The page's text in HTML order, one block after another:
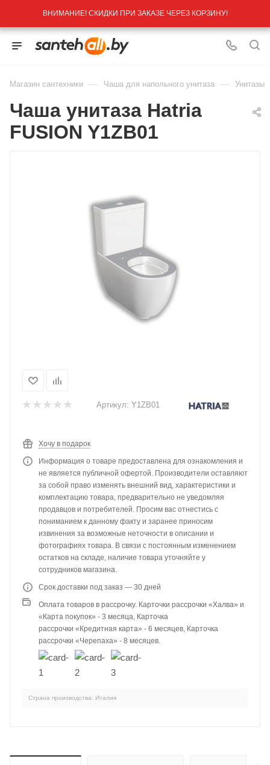
ВНИМАНИЕ! СКИДКИ ПРИ ЗАКАЗЕ ЧЕРЕЗ КОРЗИНУ!
Магазин сантехники — Чаша для напольного унитаза — Унитазы
Чаша унитаза Hatria
FUSION Y1ZB01
Артикул: Y1ZB01
Хочу в подарок
Информация о товаре предоставлена для ознакомления и
не является публичной офертой. Производители оставляют
за собой право изменять внешний вид, характеристики и
комплектацию товара, предварительно не уведомляя
продавцов и потребителей. Просим вас отнестись с
пониманием к данному факту и заранее приносим
извинения за возможные неточности в описании и
фотографиях товара. В связи с постоянным изменением
остатков на складе, наличие товара уточняйте у
сотрудников магазина.
Срок доставки под заказ — 30 дней
Оплата товаров в рассрочку. Карточки рассрочки «Халва» и
«Карта покупок» - 3 месяца, Карточка
рассрочки «Кредитная карта» - 6 месяцев, Карточка
рассрочки «Черепаха» - 8 месяцев.
Страна производства: Италия